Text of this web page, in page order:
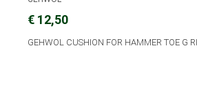
€ 12,50
GEHWOL CUSHION FOR HAMMER TOE G